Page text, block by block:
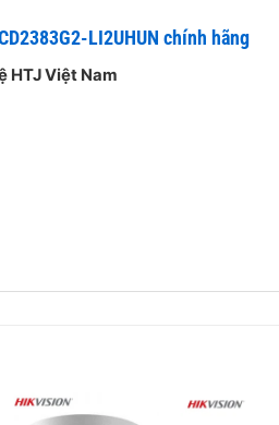
LI2UHUN chính hãng
HTJ Việt Nam